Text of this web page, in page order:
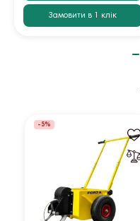
Замовити в 1 клік
-5%